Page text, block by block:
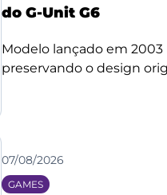
do G-Unit G6
Modelo lançado em
preservando o design
07/08/2026
GAMES